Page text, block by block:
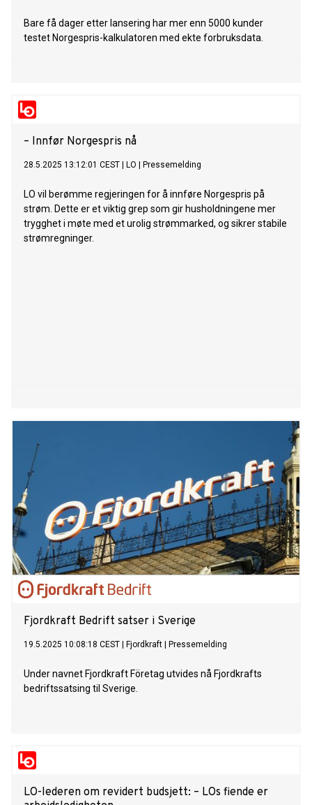
Bare få dager etter lansering har mer enn 5000 kunder
testet Norgespris-kalkulatoren med ekte forbruksdata.
– Innfør Norgespris nå
28.5.2025 13:12:01 CEST LO Pressemelding
LO vil berømme regjeringen for å innføre Norgespris på
strøm. Dette er et viktig grep som gir husholdningene mer
trygghet i møte med et urolig strømmarked, og sikrer stabile
strømregninger.
Fjordkraft Bedrift satser i Sverige
19.5.2025 10:08:18 CEST Fjordkraft Pressemelding
Under navnet Fjordkraft Företag utvides nå Fjordkrafts
bedriftssatsing til Sverige.
LO-lederen om revidert budsjett: – LOs fiende er